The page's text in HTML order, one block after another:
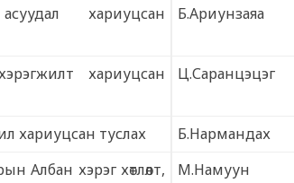
хариуцсан
Б.Ариунзаяа
хариуцсан
Ц.Саранцэцэг
хариуцсан туслах Б.Нармандах
Албан хэрэг хөтлөлт,
М.Намуун